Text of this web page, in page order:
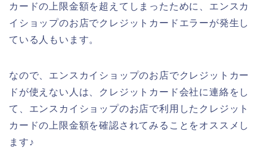
カードの上限金額を超えてしまったために、エンスカ
イショップのお店でクレジットカードエラーが発生し
ている人もいます。
なので、エンスカイショップのお店でクレジットカー
ドが使えない人は、クレジットカード会社に連絡をし
て、エンスカイショップのお店で利用したクレジット
カードの上限金額を確認されてみることをオススメし
ます♪